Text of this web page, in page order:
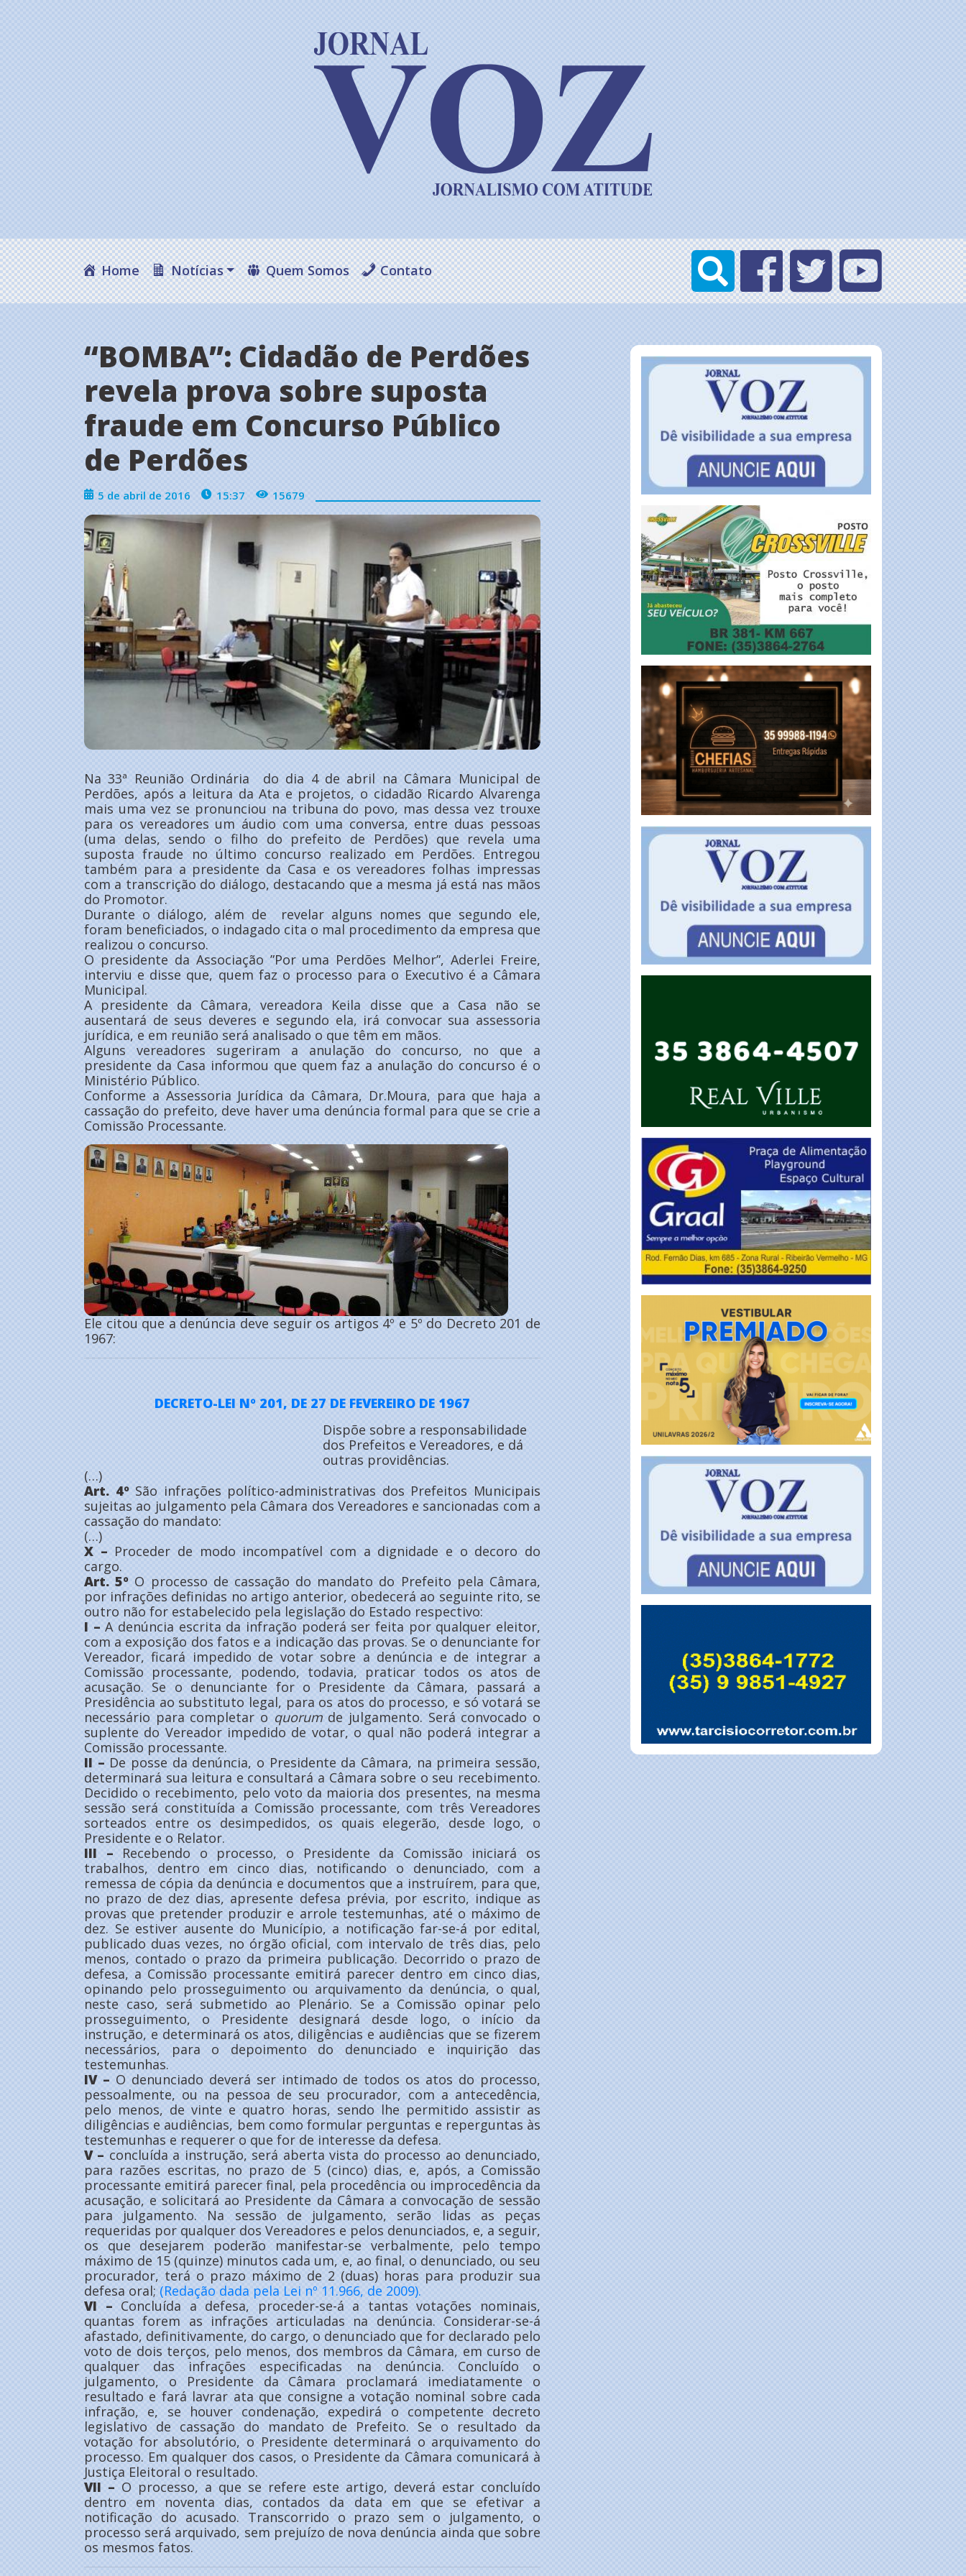
Home Notícias Quem Somos Contato
“BOMBA”: Cidadão de Perdões
revela prova sobre suposta
fraude em Concurso Público
de Perdões
5 de abril de 2016 15:37 15679
Na 33ª Reunião Ordinária do dia 4 de abril na Câmara Municipal de
Perdões, após a leitura da Ata e projetos, o cidadão Ricardo Alvarenga
mais uma vez se pronunciou na tribuna do povo, mas dessa vez trouxe
para os vereadores um áudio com uma conversa, entre duas pessoas
(uma delas, sendo o filho do prefeito de Perdões) que revela uma
suposta fraude no último concurso realizado em Perdões. Entregou
também para a presidente da Casa e os vereadores folhas impressas
com a transcrição do diálogo, destacando que a mesma já está nas mãos
do Promotor.
Durante o diálogo, além de revelar alguns nomes que segundo ele,
foram beneficiados, o indagado cita o mal procedimento da empresa que
realizou o concurso.
O presidente da Associação ”Por uma Perdões Melhor”, Aderlei Freire,
interviu e disse que, quem faz o processo para o Executivo é a Câmara
Municipal.
A presidente da Câmara, vereadora Keila disse que a Casa não se
ausentará de seus deveres e segundo ela, irá convocar sua assessoria
jurídica, e em reunião será analisado o que têm em mãos.
Alguns vereadores sugeriram a anulação do concurso, no que a
presidente da Casa informou que quem faz a anulação do concurso é o
Ministério Público.
Conforme a Assessoria Jurídica da Câmara, Dr.Moura, para que haja a
cassação do prefeito, deve haver uma denúncia formal para que se crie a
Comissão Processante.
Ele citou que a denúncia deve seguir os artigos 4º e 5º do Decreto 201 de
1967:
DECRETO-LEI Nº 201, DE 27 DE FEVEREIRO DE 1967
Dispõe sobre a responsabilidade
dos Prefeitos e Vereadores, e dá
outras providências.
(…)
Art. 4ºSão infrações político-administrativas dos Prefeitos Municipais
sujeitas ao julgamento pela Câmara dos Vereadores e sancionadas com a
cassação do mandato:
(…)
X – Proceder de modo incompatível com a dignidade e o decoro do
cargo.
Art. 5º O processo de cassação do mandato do Prefeito pela Câmara,
por infrações definidas no artigo anterior, obedecerá ao seguinte rito, se
outro não for estabelecido pela legislação do Estado respectivo:
I – A denúncia escrita da infração poderá ser feita por qualquer eleitor,
com a exposição dos fatos e a indicação das provas. Se o denunciante for
Vereador, ficará impedido de votar sobre a denúncia e de integrar a
Comissão processante, podendo, todavia, praticar todos os atos de
acusação. Se o denunciante for o Presidente da Câmara, passará a
Presidência ao substituto legal, para os atos do processo, e só votará se
necessário para completar o quorumde julgamento. Será convocado o
suplente do Vereador impedido de votar, o qual não poderá integrar a
Comissão processante.
II – De posse da denúncia, o Presidente da Câmara, na primeira sessão,
determinará sua leitura e consultará a Câmara sobre o seu recebimento.
Decidido o recebimento, pelo voto da maioria dos presentes, na mesma
sessão será constituída a Comissão processante, com três Vereadores
sorteados entre os desimpedidos, os quais elegerão, desde logo, o
Presidente e o Relator.
III – Recebendo o processo, o Presidente da Comissão iniciará os
trabalhos, dentro em cinco dias, notificando o denunciado, com a
remessa de cópia da denúncia e documentos que a instruírem, para que,
no prazo de dez dias, apresente defesa prévia, por escrito, indique as
provas que pretender produzir e arrole testemunhas, até o máximo de
dez. Se estiver ausente do Município, a notificação far-se-á por edital,
publicado duas vezes, no órgão oficial, com intervalo de três dias, pelo
menos, contado o prazo da primeira publicação. Decorrido o prazo de
defesa, a Comissão processante emitirá parecer dentro em cinco dias,
opinando pelo prosseguimento ou arquivamento da denúncia, o qual,
neste caso, será submetido ao Plenário. Se a Comissão opinar pelo
prosseguimento, o Presidente designará desde logo, o início da
instrução, e determinará os atos, diligências e audiências que se fizerem
necessários, para o depoimento do denunciado e inquirição das
testemunhas.
IV – O denunciado deverá ser intimado de todos os atos do processo,
pessoalmente, ou na pessoa de seu procurador, com a antecedência,
pelo menos, de vinte e quatro horas, sendo lhe permitido assistir as
diligências e audiências, bem como formular perguntas e reperguntas às
testemunhas e requerer o que for de interesse da defesa.
V – concluída a instrução, será aberta vista do processo ao denunciado,
para razões escritas, no prazo de 5 (cinco) dias, e, após, a Comissão
processante emitirá parecer final, pela procedência ou improcedência da
acusação, e solicitará ao Presidente da Câmara a convocação de sessão
para julgamento. Na sessão de julgamento, serão lidas as peças
requeridas por qualquer dos Vereadores e pelos denunciados, e, a seguir,
os que desejarem poderão manifestar-se verbalmente, pelo tempo
máximo de 15 (quinze) minutos cada um, e, ao final, o denunciado, ou seu
procurador, terá o prazo máximo de 2 (duas) horas para produzir sua
defesa oral; (Redação dada pela Lei nº 11.966, de 2009).
VI – Concluída a defesa, proceder-se-á a tantas votações nominais,
quantas forem as infrações articuladas na denúncia. Considerar-se-á
afastado, definitivamente, do cargo, o denunciado que for declarado pelo
voto de dois terços, pelo menos, dos membros da Câmara, em curso de
qualquer das infrações especificadas na denúncia. Concluído o
julgamento, o Presidente da Câmara proclamará imediatamente o
resultado e fará lavrar ata que consigne a votação nominal sobre cada
infração, e, se houver condenação, expedirá o competente decreto
legislativo de cassação do mandato de Prefeito. Se o resultado da
votação for absolutório, o Presidente determinará o arquivamento do
processo. Em qualquer dos casos, o Presidente da Câmara comunicará à
Justiça Eleitoral o resultado.
VII – O processo, a que se refere este artigo, deverá estar concluído
dentro em noventa dias, contados da data em que se efetivar a
notificação do acusado. Transcorrido o prazo sem o julgamento, o
processo será arquivado, sem prejuízo de nova denúncia ainda que sobre
os mesmos fatos.